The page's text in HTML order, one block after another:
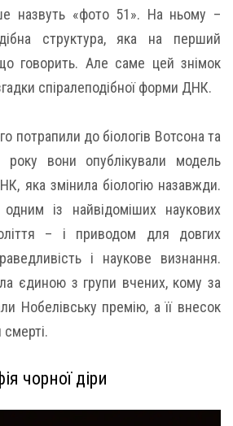
назвуть «фото 51». На ньому –
структура, яка на перший
говорить. Але саме цей знімок
спіралеподібної форми ДНК.
потрапили до біологів Вотсона та
вони опублікували модель
яка змінила біологію назавжди.
із найвідоміших наукових
– і приводом для довгих
і наукове визнання.
єдиною з групи вчених, кому за
Нобелівську премію, а її внесок
чорної діри